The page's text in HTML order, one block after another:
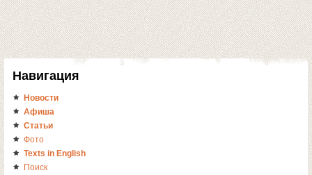
Навигация
Новости
Афиша
Статьи
Фото
Texts in English
Поиск